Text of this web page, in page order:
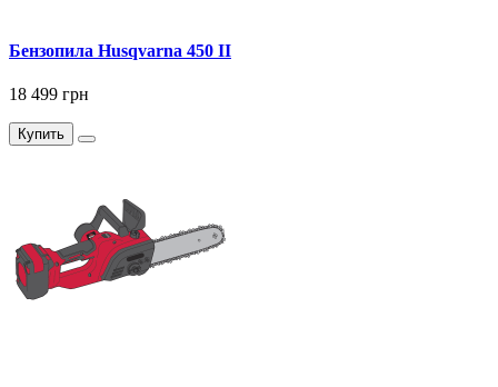
Бензопила Husqvarna 450 II
18 499 грн
Купить